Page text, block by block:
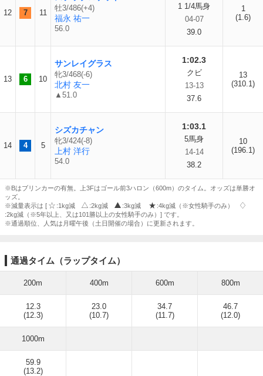
12 7 11
牡3/486(+4)
福永 祐一
56.0
1 1/4馬身
04-07
39.0
1
(1.6)
13 6 10
サンレイグラス
牝3/468(-6)
北村 友一
▲51.0
1:02.3
クビ
13-13
37.6
13
(310.1)
14 4 5
シズカチャン
牝3/424(-8)
上村 洋行
54.0
1:03.1
5馬身
14-14
38.2
10
(196.1)
※Bはブリンカーの有無。上3Fはゴール前3ハロン（600m）のタイム。オッズは単勝オ
ッズ。
※減量表示は [
:1kg減 :2kg減 :3kg減
:4kg減（※女性騎手のみ）
:2kg減（※5年以上、又は101勝以上の女性騎手のみ）] です。
※通過順位、人気は月曜午後（土日開催の場合）に更新されます。
通過タイム（ラップタイム）
200m 400m 600m 800m
12.3
(12.3)
23.0
(10.7)
34.7
(11.7)
46.7
(12.0)
1000m
59.9
(13.2)